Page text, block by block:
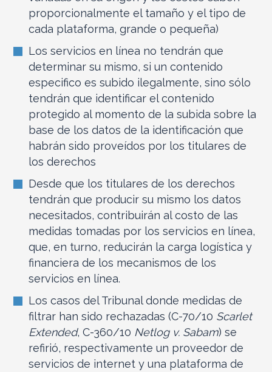
proporcionalmente el tamaño y el tipo de
cada plataforma, grande o pequeña)
Los servicios en línea no tendrán que
determinar su mismo, si un contenido
especifico es subido ilegalmente, sino sólo
tendrán que identificar el contenido
protegido al momento de la subida sobre la
base de los datos de la identificación que
habrán sido proveídos por los titulares de
los derechos
Desde que los titulares de los derechos
tendrán que producir su mismo los datos
necesitados, contribuirán al costo de las
medidas tomadas por los servicios en línea,
que, en turno, reducirán la carga logística y
financiera de los mecanismos de los
servicios en línea.
Los casos del Tribunal donde medidas de
filtrar han sido rechazadas (C-70/10 Scarlet
Extended, C-360/10 Netlog v. Sabam) se
refirió, respectivamente un proveedor de
servicios de internet y una plataforma de